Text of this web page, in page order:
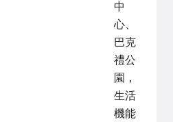
中
心、
巴克
禮公
園，
生活
機能